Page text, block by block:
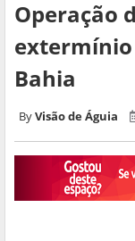
Operação
Bahia
Visão de Águia